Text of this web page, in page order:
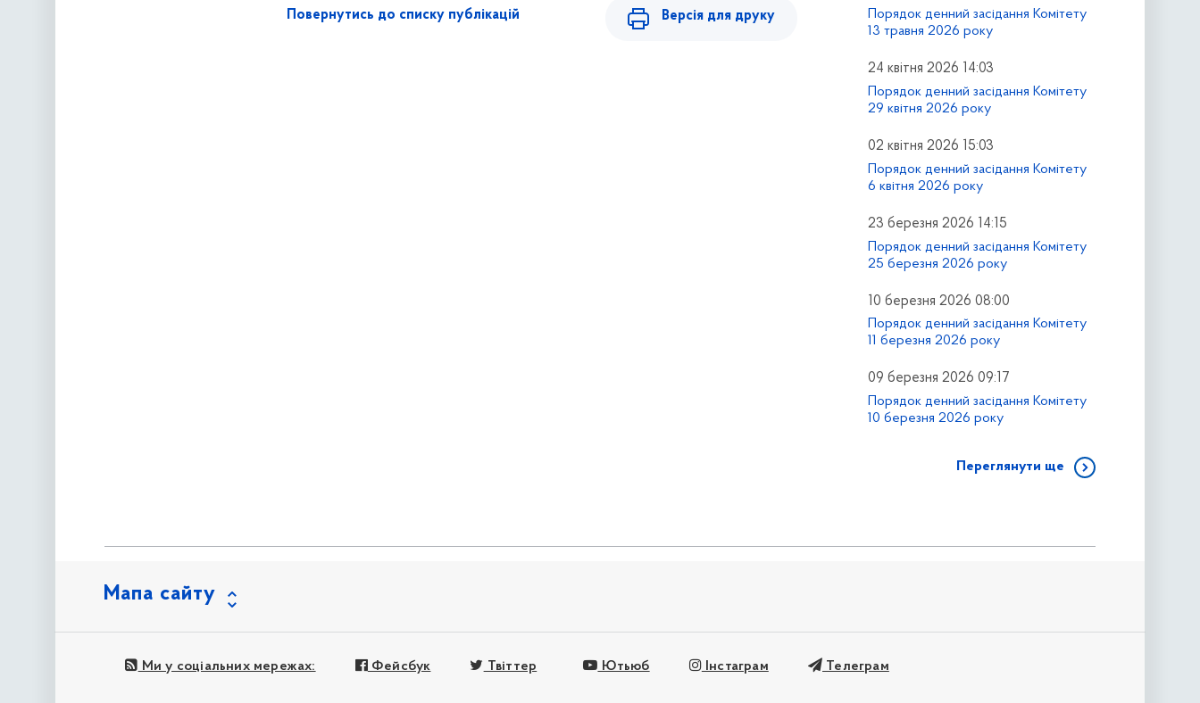
Повернутись до списку публікацій Версія для друку
Порядок денний засідання Комітету
13 травня 2026 року
24 квітня 2026 14:03
Порядок денний засідання Комітету
29 квітня 2026 року
02 квітня 2026 15:03
Порядок денний засідання Комітету
6 квітня 2026 року
23 березня 2026 14:15
Порядок денний засідання Комітету
25 березня 2026 року
10 березня 2026 08:00
Порядок денний засідання Комітету
11 березня 2026 року
09 березня 2026 09:17
Порядок денний засідання Комітету
10 березня 2026 року
Переглянути ще
Мапа сайту
Ми у соціальних мережах: Фейсбук Твіттер Ютьюб Інстаграм Телеграм